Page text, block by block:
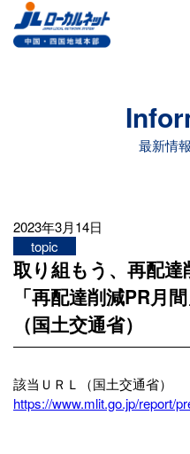
最新情
2023年3月14日
topic
取り組もう、再配
「再配達削減PR月
（国土交通省）
該当ＵＲＬ（国土交通省）
https://www.mlit.go.jp/report/